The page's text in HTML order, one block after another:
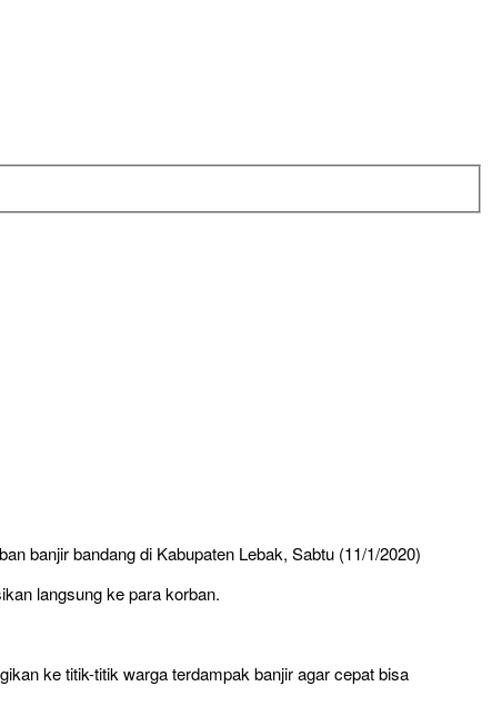
banjir bandang di Kabupaten Lebak, Sabtu (11/1/2020)
langsung ke para korban.
ke titik-titik warga terdampak banjir agar cepat bisa